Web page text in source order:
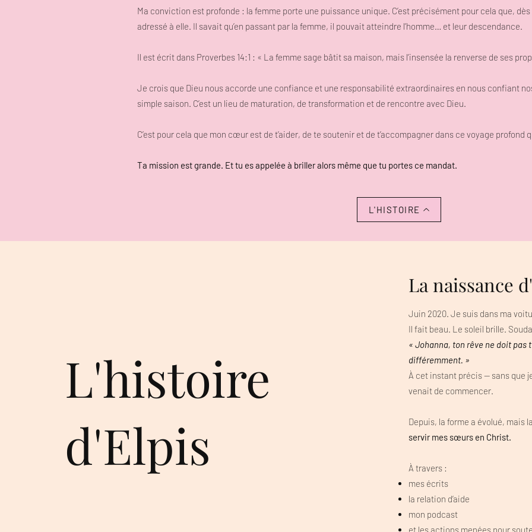
Ma conviction est profonde : la femme porte une puissance unique. C’est précisément pour cela que,
adressé à elle. Il savait qu’en passant par la femme, il pouvait atteindre l’homme… et leur descendance.
Il est écrit dans Proverbes 14:1 : « La femme sage bâtit sa maison, mais l’insensée la renverse de ses
Je crois que Dieu nous accorde une confiance et une responsabilité extraordinaires en nous confiant
simple saison. C’est un lieu de maturation, de transformation et de rencontre avec Dieu.
C’est pour cela que mon cœur est de t’aider, de te soutenir et de t’accompagner dans ce voyage profond
Ta mission est grande. Et tu es appelée à briller alors même que tu portes ce mandat.
L'HISTOIRE
L'histoire
d'Elpis
La naissance
Juin 2020. Je suis dans ma
Il fait beau. Le soleil brille.
« Johanna, ton rêve ne doit pas
différemment. »
À cet instant précis — sans que
venait de commencer.
Depuis, la forme a évolué, mais
servir mes sœurs en Christ.
À travers :
mes écrits
la relation d’aide
mon podcast
et les actions menées pour